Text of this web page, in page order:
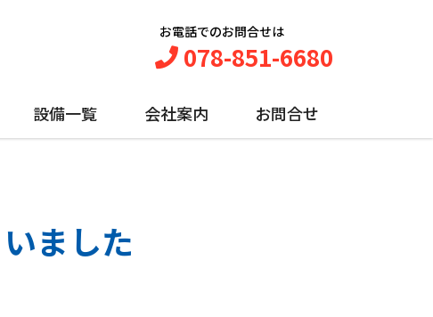
お電話でのお問合せは
078-851-6680
設備一覧 会社案内 お問合せ
ました